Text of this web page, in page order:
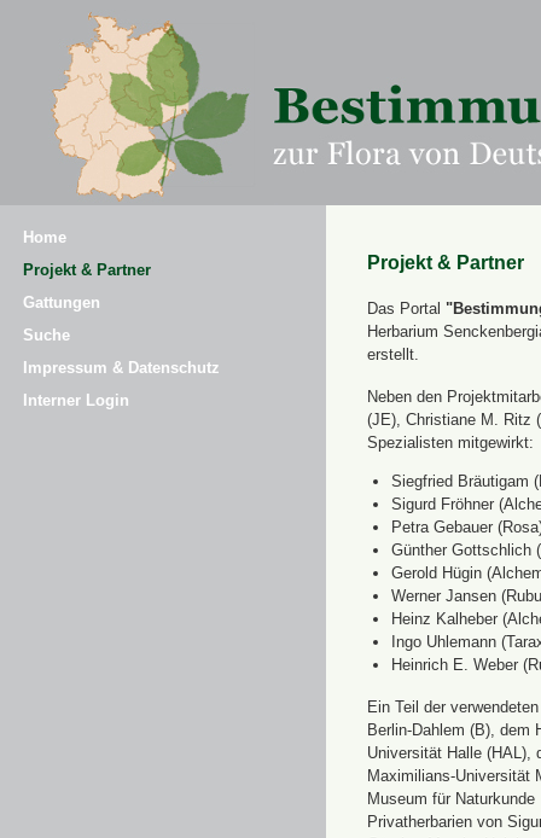
Home
Projekt & Partner
Gattungen
Suche
Impressum & Datenschutz
Interner Login
Projekt & Partner
Das Portal
Herbarium
erstellt.
Neben den
(JE), Christiane M. Ritz
Spezialisten mitgewirkt:
Siegfried Bräutigam
Sigurd Fröhner
Petra Gebauer
Günther Gottschlich
Gerold Hügin
Werner Jansen
Heinz Kalheber
Ingo Uhlemann
Heinrich E. Weber
Ein Teil der
Berlin-Dahlem (B), dem
Universität Halle (HAL),
Maximilians-Universität
Museum für
Privatherbarien von